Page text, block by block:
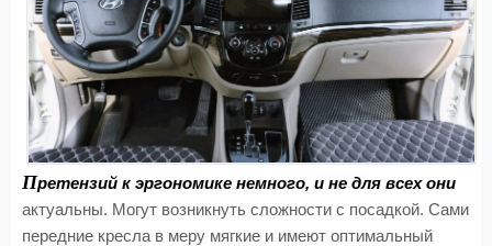
Претензий к эргономике немного, и не для всех они
актуальны. Могут возникнуть сложности с посадкой. Сами
передние кресла в меру мягкие и имеют оптимальный